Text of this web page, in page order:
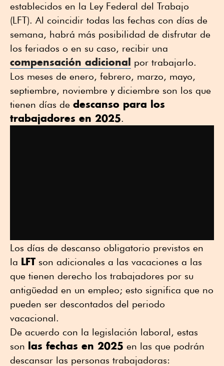
establecidos en la Ley Federal del Trabajo
(LFT). Al coincidir todas las fechas con días de
semana, habrá más posibilidad de disfrutar de
los feriados o en su caso, recibir una
compensación adicional por trabajarlo.
Los meses de enero, febrero, marzo, mayo,
septiembre, noviembre y diciembre son los que
tienen días de descanso para los
trabajadores en 2025.
Los días de descanso obligatorio previstos en
la LFT son adicionales a las vacaciones a las
que tienen derecho los trabajadores por su
antigüedad en un empleo; esto significa que no
pueden ser descontados del periodo
vacacional.
De acuerdo con la legislación laboral, estas
son las fechas en 2025 en las que podrán
descansar las personas trabajadoras: